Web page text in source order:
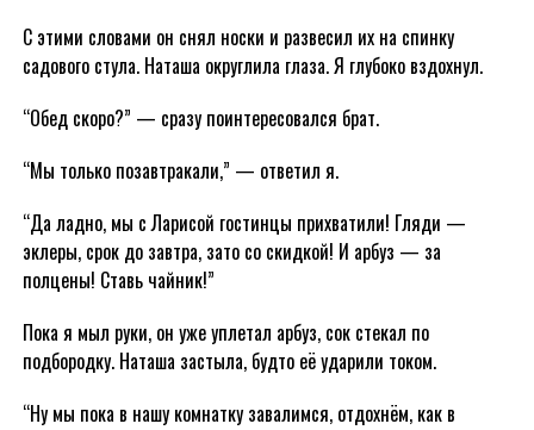
С этими словами он снял носки и развесил их на спинку
садового стула. Наташа округлила глаза. Я глубоко вздохнул.
“Обед скоро?” — сразу поинтересовался брат.
“Мы только позавтракали,” — ответил я.
“Да ладно, мы с Ларисой гостинцы прихватили! Гляди —
эклеры, срок до завтра, зато со скидкой! И арбуз — за
полцены! Ставь чайник!”
Пока я мыл руки, он уже уплетал арбуз, сок стекал по
подбородку. Наташа застыла, будто её ударили током.
“Ну мы пока в нашу комнатку завалимся, отдохнём, как в